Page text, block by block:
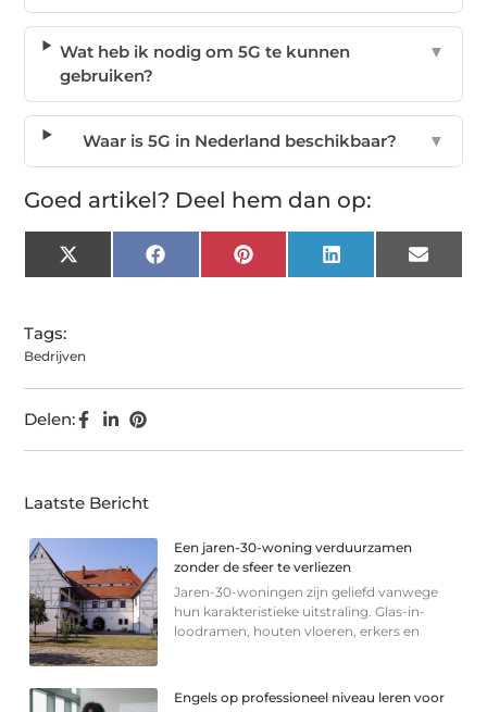
Wat heb ik nodig om 5G te kunnen
gebruiken?
▼
Waar is 5G in Nederland beschikbaar? ▼
Goed artikel? Deel hem dan op:
X
(Twitter)
Facebook Pinterest LinkedIn Email
Tags:
Bedrijven
Delen:
Laatste Bericht
Een jaren-30-woning verduurzamen
zonder de sfeer te verliezen
Jaren-30-woningen zijn geliefd vanwege
hun karakteristieke uitstraling. Glas-in-
loodramen, houten vloeren, erkers en
Engels op professioneel niveau leren voor